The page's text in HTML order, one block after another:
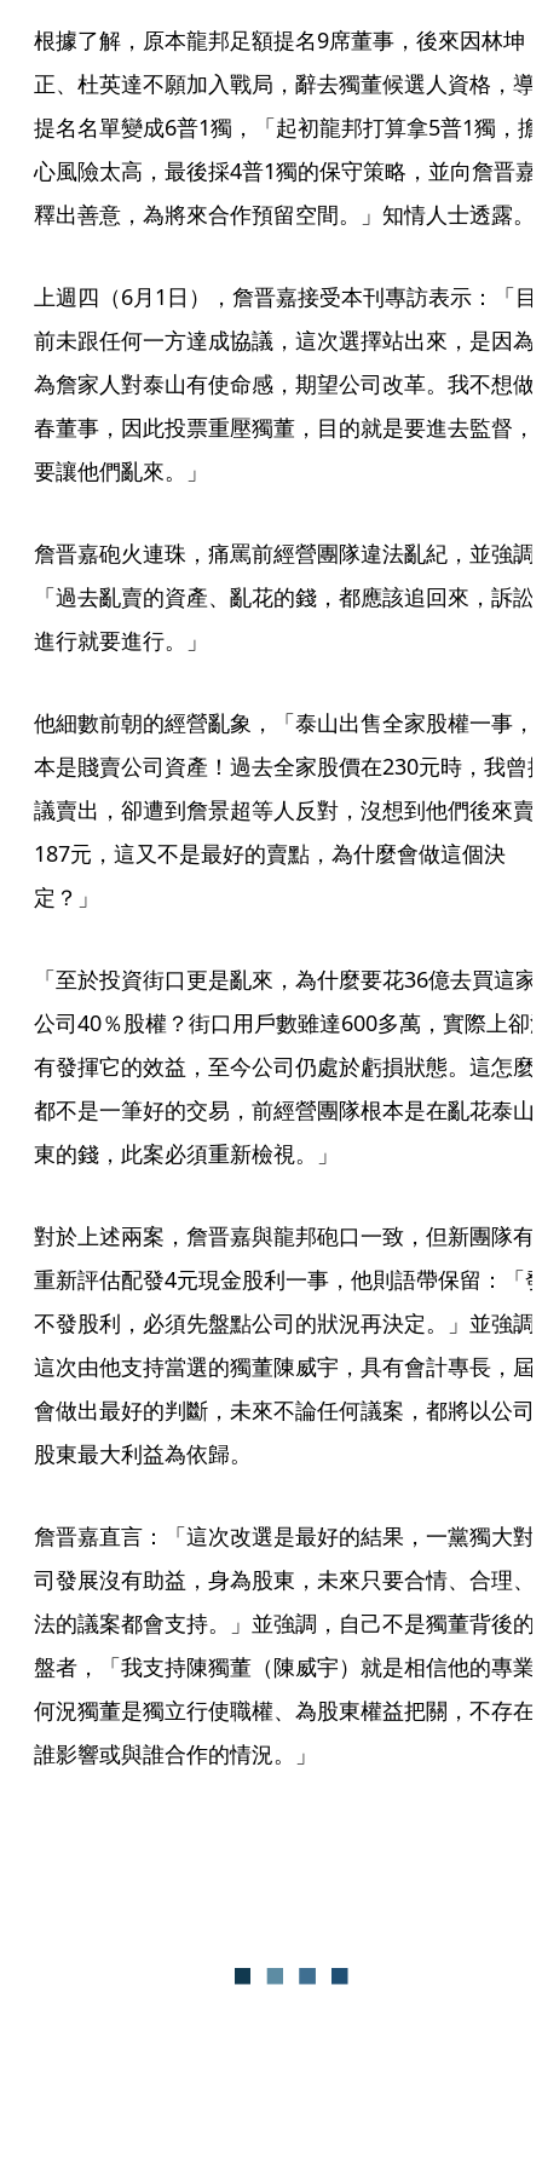
根據了解，原本龍邦足額提名9席董事，後來因林坤
正、杜英達不願加入戰局，辭去獨董候選人資格，導
提名名單變成6普1獨，「起初龍邦打算拿5普1獨，擔
心風險太高，最後採4普1獨的保守策略，並向詹晋嘉
釋出善意，為將來合作預留空間。」知情人士透露。
上週四（6月1日），詹晋嘉接受本刊專訪表示：「目
前未跟任何一方達成協議，這次選擇站出來，是因為
為詹家人對泰山有使命感，期望公司改革。我不想做
春董事，因此投票重壓獨董，目的就是要進去監督，
要讓他們亂來。」
詹晋嘉砲火連珠，痛罵前經營團隊違法亂紀，並強調
「過去亂賣的資產、亂花的錢，都應該追回來，訴訟
進行就要進行。」
他細數前朝的經營亂象，「泰山出售全家股權一事，
本是賤賣公司資產！過去全家股價在230元時，我曾
議賣出，卻遭到詹景超等人反對，沒想到他們後來賣
187元，這又不是最好的賣點，為什麼會做這個決
定？」
「至於投資街口更是亂來，為什麼要花36億去買這家
公司40％股權？街口用戶數雖達600多萬，實際上卻
有發揮它的效益，至今公司仍處於虧損狀態。這怎麼
都不是一筆好的交易，前經營團隊根本是在亂花泰山
東的錢，此案必須重新檢視。」
對於上述兩案，詹晋嘉與龍邦砲口一致，但新團隊有
重新評估配發4元現金股利一事，他則語帶保留：「
不發股利，必須先盤點公司的狀況再決定。」並強調
這次由他支持當選的獨董陳威宇，具有會計專長，屆
會做出最好的判斷，未來不論任何議案，都將以公司
股東最大利益為依歸。
詹晋嘉直言：「這次改選是最好的結果，一黨獨大對
司發展沒有助益，身為股東，未來只要合情、合理、
法的議案都會支持。」並強調，自己不是獨董背後的
盤者，「我支持陳獨董（陳威宇）就是相信他的專業
何況獨董是獨立行使職權、為股東權益把關，不存在
誰影響或與誰合作的情況。」